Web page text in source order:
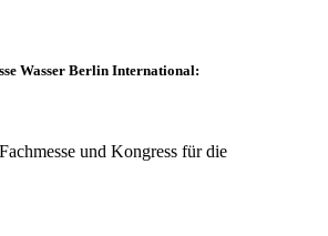
Wasser Berlin International:
und Kongress für die